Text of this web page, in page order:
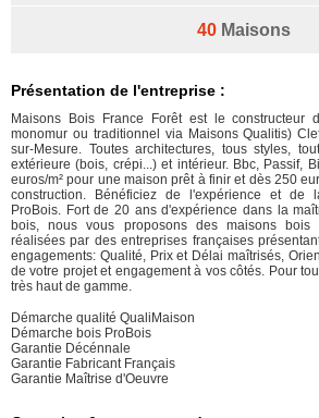
40Maisons
Présentation de l'entreprise :
Maisons Bois France Forêt est le constructeur
monomur ou traditionnel via Maisons Qualitis)
sur-Mesure. Toutes architectures, tous styles,
extérieure (bois, crépi...) et intérieur. Bbc, Passif,
euros/m² pour une maison prêt à finir et dès 250
construction. Bénéficiez de l'expérience et de
ProBois. Fort de 20 ans d'expérience dans la
bois, nous vous proposons des maisons bois
réalisées par des entreprises françaises
engagements: Qualité, Prix et Délai maîtrisés,
de votre projet et engagement à vos côtés. Pour
très haut de gamme.
Démarche qualité QualiMaison
Démarche bois ProBois
Garantie Décénnale
Garantie Fabricant Français
Garantie Maîtrise d'Oeuvre